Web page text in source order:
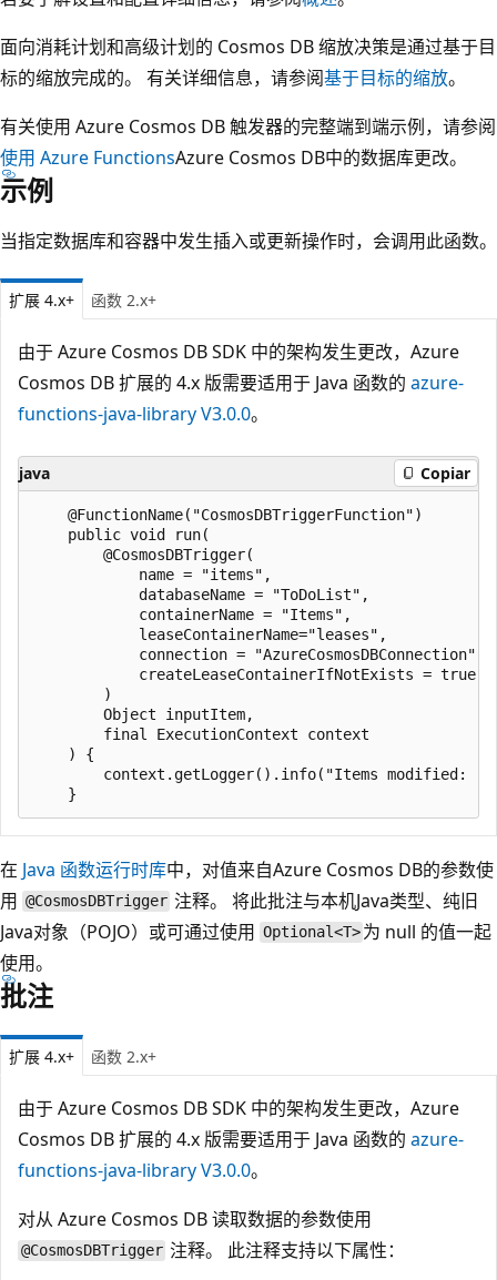
面向消耗计划和高级计划的 Cosmos DB 缩放决策是通过基于目
标的缩放完成的。 有关详细信息，请参阅基于目标的缩放。
有关使用 Azure Cosmos DB 触发器的完整端到端示例，请参阅
使用 Azure FunctionsAzure Cosmos DB中的数据库更改。
示例
当指定数据库和容器中发生插入或更新操作时，会调用此函数。
扩展 4.x+ 函数 2.x+
由于 Azure Cosmos DB SDK 中的架构发生更改，Azure
Cosmos DB 扩展的 4.x 版需要适用于 Java 函数的 azure-
functions-java-library V3.0.0。
java Copiar
    @FunctionName("CosmosDBTriggerFunction")
    public void run(
        @CosmosDBTrigger(
            name = "items",
            databaseName = "ToDoList",
            containerName = "Items",
            leaseContainerName="leases",
            connection = "AzureCosmosDBConnection",
            createLeaseContainerIfNotExists = true
        )
        Object inputItem,
        final ExecutionContext context
    ) {
context.getLogger().info("Items modified: "
在 Java 函数运行时库中，对值来自Azure Cosmos DB的参数使
用 @CosmosDBTrigger 注释。 将此批注与本机Java类型、纯旧
Java对象（POJO）或可通过使用 Optional<T> 为 null 的值一起
使用。
批注
扩展 4.x+ 函数 2.x+
由于 Azure Cosmos DB SDK 中的架构发生更改，Azure
Cosmos DB 扩展的 4.x 版需要适用于 Java 函数的 azure-
functions-java-library V3.0.0。
对从 Azure Cosmos DB 读取数据的参数使用
@CosmosDBTrigger 注释。 此注释支持以下属性：